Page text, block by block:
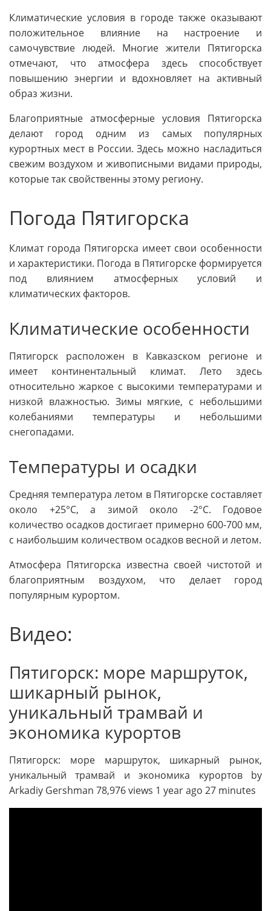
Климатические условия в городе также оказывают
положительное влияние на настроение и
самочувствие людей. Многие жители Пятигорска
отмечают, что атмосфера здесь способствует
повышению энергии и вдохновляет на активный
образ жизни.
Благоприятные атмосферные условия Пятигорска
делают город одним из самых популярных
курортных мест в России. Здесь можно насладиться
свежим воздухом и живописными видами природы,
которые так свойственны этому региону.
Погода Пятигорска
Климат города Пятигорска имеет свои особенности
и характеристики. Погода в Пятигорске формируется
под влиянием атмосферных условий и
климатических факторов.
Климатические особенности
Пятигорск расположен в Кавказском регионе и
имеет континентальный климат. Лето здесь
относительно жаркое с высокими температурами и
низкой влажностью. Зимы мягкие, с небольшими
колебаниями температуры и небольшими
снегопадами.
Температуры и осадки
Средняя температура летом в Пятигорске составляет
около +25°C, а зимой около -2°C. Годовое
количество осадков достигает примерно 600-700 мм,
с наибольшим количеством осадков весной и летом.
Атмосфера Пятигорска известна своей чистотой и
благоприятным воздухом, что делает город
популярным курортом.
Видео:
Пятигорск: море маршруток,
шикарный рынок,
уникальный трамвай и
экономика курортов
Пятигорск: море маршруток, шикарный рынок,
уникальный трамвай и экономика курортов by
Arkadiy Gershman 78,976 views 1 year ago 27 minutes